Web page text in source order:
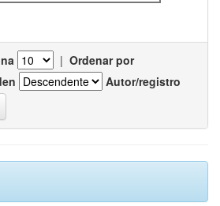
| Ordenar por
Autor/registro